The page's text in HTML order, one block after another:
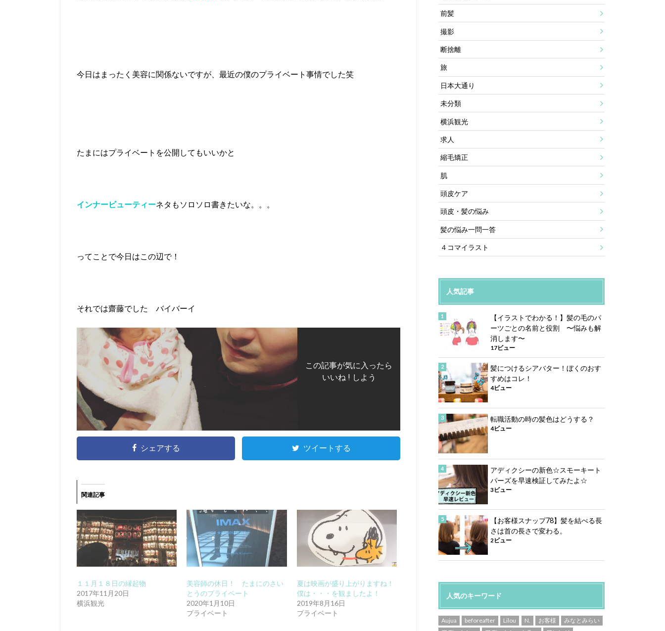
今日はまったく美容に関係ないですが、最近の僕のプライベート事情でした笑
たまにはプライベートを公開してもいいかと
インナービューティーネタもソロソロ書きたいな。。。
ってことで今日はこの辺で！
それでは齋藤でした バイバーイ
この記事が気に入ったら
いいね ! しよう
シェアする ツイートする
関連記事
１１月１８日の縁起物
2017年11月20日
横浜観光
美容師の休日！ たまにのさい
とうのプライベート
2020年1月10日
プライベート
夏は映画が盛り上がりますね！
僕は・・・を観ましたよ！
2019年8月16日
プライベート
前髪
撮影
断捨離
旅
日本大通り
未分類
横浜観光
求人
縮毛矯正
肌
頭皮ケア
頭皮・髪の悩み
髪の悩み一問一答
４コマイラスト
人気記事
【イラストでわかる！】髪の毛のパ
ーツごとの名前と役割 〜悩みも解
消します〜
17ビュー
髪につけるシアバター！ぼくのおす
すめはコレ！
4ビュー
転職活動の時の髪色はどうする？
4ビュー
アディクシーの新色☆スモーキート
パーズを早速検証してみたよ☆
3ビュー
【お客様スナップ78】髪を結べる長
さは首の長さで変わる。
2ビュー
人気のキーワード
Aujua beforeafter Lilou N. お客様
みなとみらい